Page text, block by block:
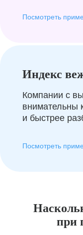
Посмотреть
Индекс
Компании с
внимательны
и быстрее
Посмотреть
при